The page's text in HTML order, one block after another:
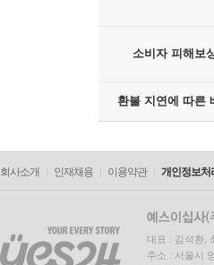
소비자 피해보
환불 지연에 따른
회사소개 인재채용 이용약관 개인정보처
대표 : 김석환,
주소 : 서울시